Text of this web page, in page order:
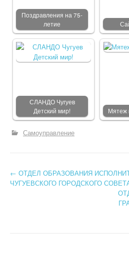
Поздравления на 75-
летие
СЛАНДО Чугуев
Детский мир!
Мятеж
Самоуправление
Post navigation
← ОТДЕЛ ОБРАЗОВАНИЯ
ЧУГУЕВСКОГО ГОРОДСКОГО